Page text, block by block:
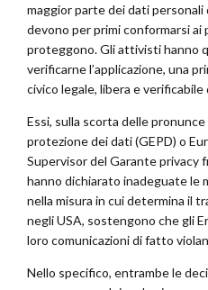
maggior parte dei dati
devono per primi conformarsi
proteggono. Gli attivisti hanno
verificarne l’applicazione, una
civico legale, libera e verificabile
Essi, sulla scorta delle
protezione dei dati (GEPD) o
Supervisor del Garante privacy
hanno dichiarato inadeguate le
nella misura in cui determina il
negli USA, sostengono che gli
loro comunicazioni di fatto
Nello specifico, entrambe le